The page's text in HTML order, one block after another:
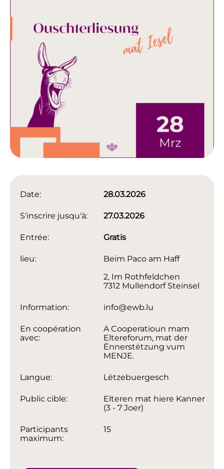
Date: 28.03.2026
S'inscrire jusqu'à: 27.03.2026
Entrée: Gratis
lieu:
Beim Paco am Haff
2, Im Rothfeldchen
7312 Mullendorf Steinsel
Information: info@ewb.lu
En coopération
avec:
A Cooperatioun mam
Eltereforum, mat der
Ënnerstëtzung vum
MENJE.
Langue: Lëtzebuergesch
Public cible:
Elteren mat hiere Kanner
(3 - 7 Joer)
Participants
maximum:
15